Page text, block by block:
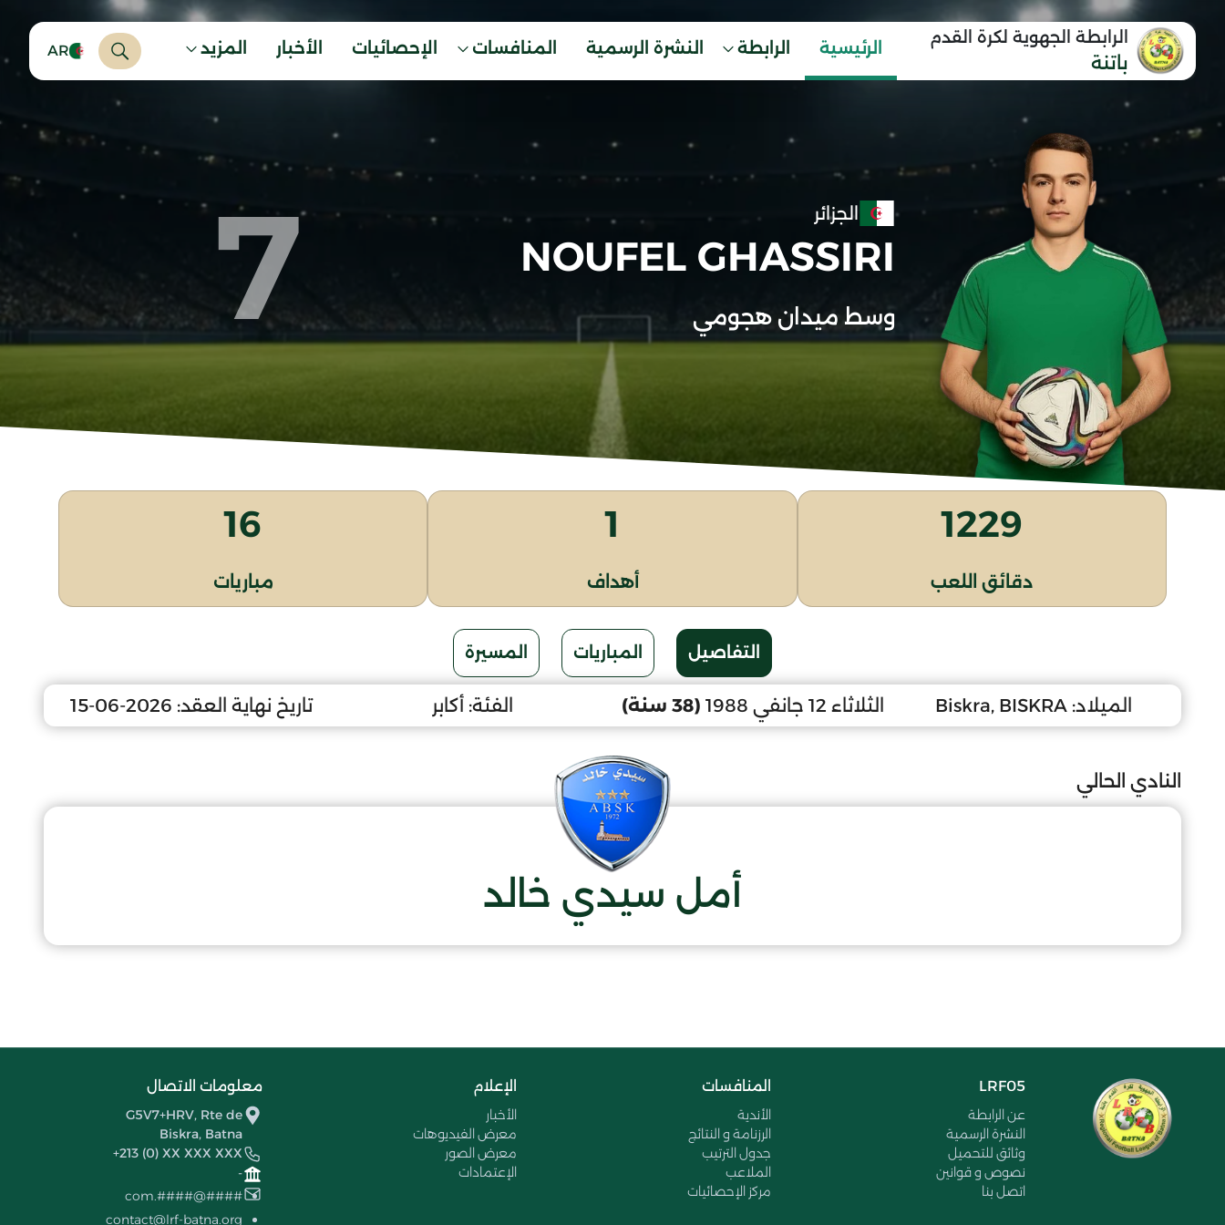
الرابطة الجهوية لكرة القدم
باتنة
الرئيسية الرابطة النشرة الرسمية المنافسات الإحصائيات الأخبار المزيد AR
الجزائر
NOUFEL GHASSIRI
وسط ميدان هجومي 7
1229
دقائق اللعب
1
أهداف
16
مباريات
التفاصيل المباريات المسيرة
الميلاد: Biskra, BISKRA الثلاثاء 12 جانفي 1988 (38 سنة) الفئة: أكابر تاريخ نهاية العقد: 2026-06-15
النادي الحالي
أمل سيدي خالد
LRF05
عن الرابطة
النشرة الرسمية
وثائق للتحميل
نصوص و قوانين
اتصل بنا
المنافسات
الأندية
الرزنامة و النتائج
جدول الترتيب
الملاعب
مركز الإحصائيات
الإعلام
الأخبار
معرض الفيديوهات
معرض الصور
الإعتمادات
معلومات الاتصال
G5V7+HRV, Rte de
Biskra, Batna
+213 (0) XX XXX XXX
-
####@####.com
contact@lrf-batna.org